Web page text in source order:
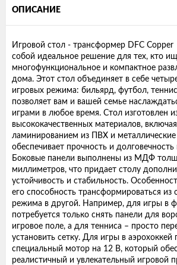
ОПИСАНИЕ
Игровой стол - трансформер DFC Copper
собой идеальное решение для тех, кто
многофункциональное и компактное
дома. Этот стол объединяет в себе
игровых режима: бильярд, футбол,
позволяет вам и вашей семье
играми в любое время. Стол изготовлен
высококачественных материалов,
ламинированием из ПВХ и
обеспечивает прочность и долговечность
Боковые панели выполнены из МДФ
миллиметров, что придает столу
устойчивость и стабильность.
его способность трансформироваться из
режима в другой. Например, для игры в
потребуется только снять панели для
игровое поле, а для тенниса – просто
установить сетку. Для игры в аэрохоккей
специальный мотор на 12 В, который
реалистичный и увлекательный игровой